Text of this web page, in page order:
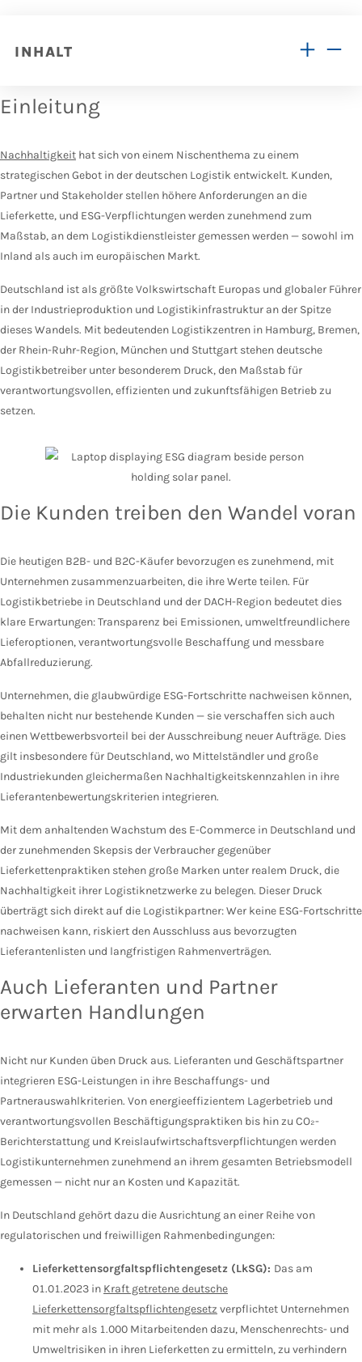
INHALT
Einleitung
Nachhaltigkeit hat sich von einem Nischenthema zu einem
strategischen Gebot in der deutschen Logistik entwickelt. Kunden,
Partner und Stakeholder stellen höhere Anforderungen an die
Lieferkette, und ESG-Verpflichtungen werden zunehmend zum
Maßstab, an dem Logistikdienstleister gemessen werden — sowohl im
Inland als auch im europäischen Markt.
Deutschland ist als größte Volkswirtschaft Europas und globaler Führer
in der Industrieproduktion und Logistikinfrastruktur an der Spitze
dieses Wandels. Mit bedeutenden Logistikzentren in Hamburg, Bremen,
der Rhein-Ruhr-Region, München und Stuttgart stehen deutsche
Logistikbetreiber unter besonderem Druck, den Maßstab für
verantwortungsvollen, effizienten und zukunftsfähigen Betrieb zu
setzen.
Die Kunden treiben den Wandel voran
Die heutigen B2B- und B2C-Käufer bevorzugen es zunehmend, mit
Unternehmen zusammenzuarbeiten, die ihre Werte teilen. Für
Logistikbetriebe in Deutschland und der DACH-Region bedeutet dies
klare Erwartungen: Transparenz bei Emissionen, umweltfreundlichere
Lieferoptionen, verantwortungsvolle Beschaffung und messbare
Abfallreduzierung.
Unternehmen, die glaubwürdige ESG-Fortschritte nachweisen können,
behalten nicht nur bestehende Kunden — sie verschaffen sich auch
einen Wettbewerbsvorteil bei der Ausschreibung neuer Aufträge. Dies
gilt insbesondere für Deutschland, wo Mittelständler und große
Industriekunden gleichermaßen Nachhaltigkeitskennzahlen in ihre
Lieferantenbewertungskriterien integrieren.
Mit dem anhaltenden Wachstum des E-Commerce in Deutschland und
der zunehmenden Skepsis der Verbraucher gegenüber
Lieferkettenpraktiken stehen große Marken unter realem Druck, die
Nachhaltigkeit ihrer Logistiknetzwerke zu belegen. Dieser Druck
überträgt sich direkt auf die Logistikpartner: Wer keine ESG-Fortschritte
nachweisen kann, riskiert den Ausschluss aus bevorzugten
Lieferantenlisten und langfristigen Rahmenverträgen.
Auch Lieferanten und Partner
erwarten Handlungen
Nicht nur Kunden üben Druck aus. Lieferanten und Geschäftspartner
integrieren ESG-Leistungen in ihre Beschaffungs- und
Partnerauswahlkriterien. Von energieeffizientem Lagerbetrieb und
verantwortungsvollen Beschäftigungspraktiken bis hin zu CO₂-
Berichterstattung und Kreislaufwirtschaftsverpflichtungen werden
Logistikunternehmen zunehmend an ihrem gesamten Betriebsmodell
gemessen — nicht nur an Kosten und Kapazität.
In Deutschland gehört dazu die Ausrichtung an einer Reihe von
regulatorischen und freiwilligen Rahmenbedingungen:
Lieferkettensorgfaltspflichtengesetz (LkSG): Das am
01.01.2023 in Kraft getretene deutsche
Lieferkettensorgfaltspflichtengesetz verpflichtet Unternehmen
mit mehr als 1.000 Mitarbeitenden dazu, Menschenrechts- und
Umweltrisiken in ihren Lieferketten zu ermitteln, zu verhindern